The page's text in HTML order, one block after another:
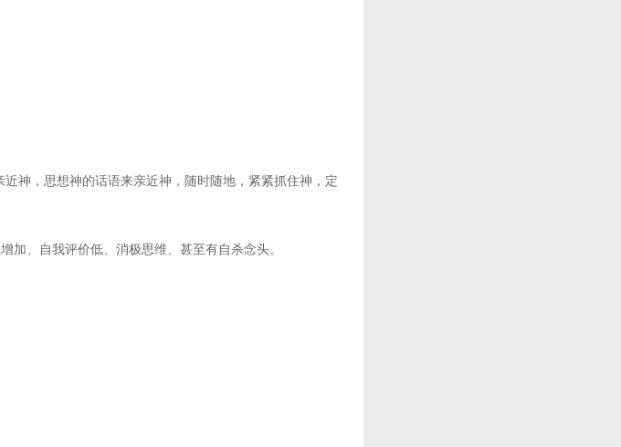
神，思想神的话语来亲近神，随时随地，紧紧抓住神，定
加、自我评价低、消极思维、甚至有自杀念头。